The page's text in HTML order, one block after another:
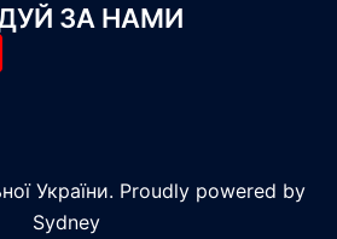
ЗА НАМИ
України. Proudly powered by
Sydney